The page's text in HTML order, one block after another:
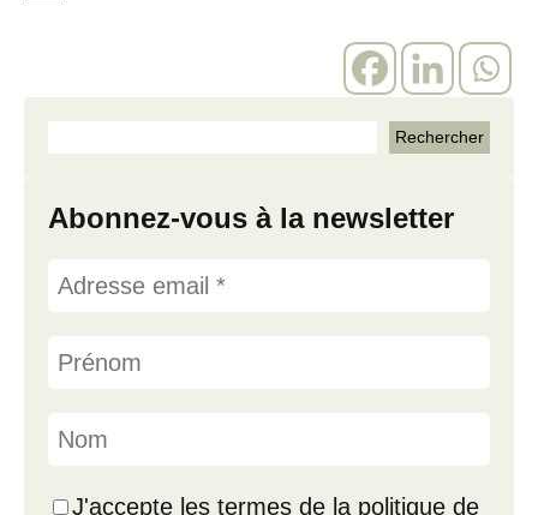
Abonnez-vous à la newsletter
J'accepte les termes de la politique de